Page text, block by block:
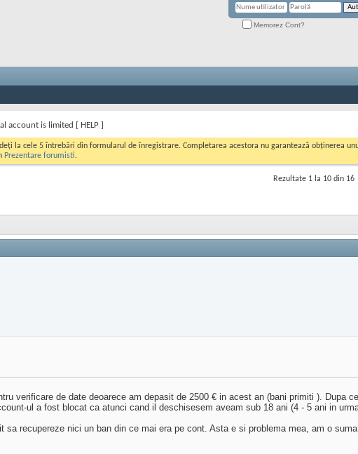
Memorez Cont?
account is limited [ HELP ]
la cele 5 întrebări din formularul de înregistrare. Completarea acestora nu garantează obținerea
Prezentare forumisti.
Rezultate 1 la 10 din 16
verificare de date deoarece am depasit de 2500 € in acest an (bani primiti ). Dupa
ul a fost blocat ca atunci cand il deschisesem aveam sub 18 ani (4 - 5 ani in
recupereze nici un ban din ce mai era pe cont. Asta e si problema mea, am o